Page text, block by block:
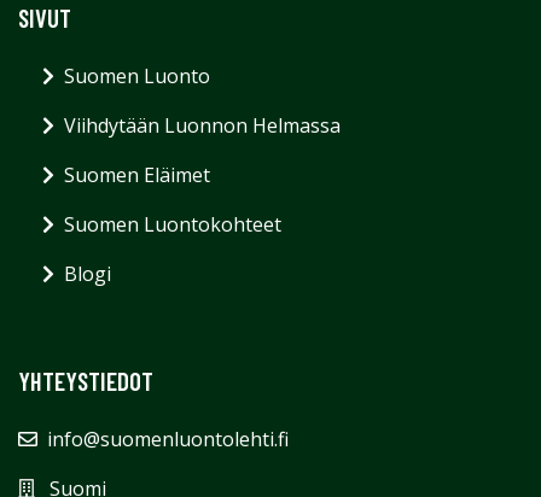
SIVUT
Suomen Luonto
Viihdytään Luonnon Helmassa
Suomen Eläimet
Suomen Luontokohteet
Blogi
YHTEYSTIEDOT
info@suomenluontolehti.fi
Suomi